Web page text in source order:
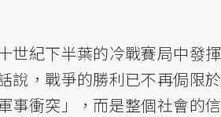
世紀下半葉的冷戰賽局中發揮
說，戰爭的勝利已不再侷限於
事衝突」，而是整個社會的信